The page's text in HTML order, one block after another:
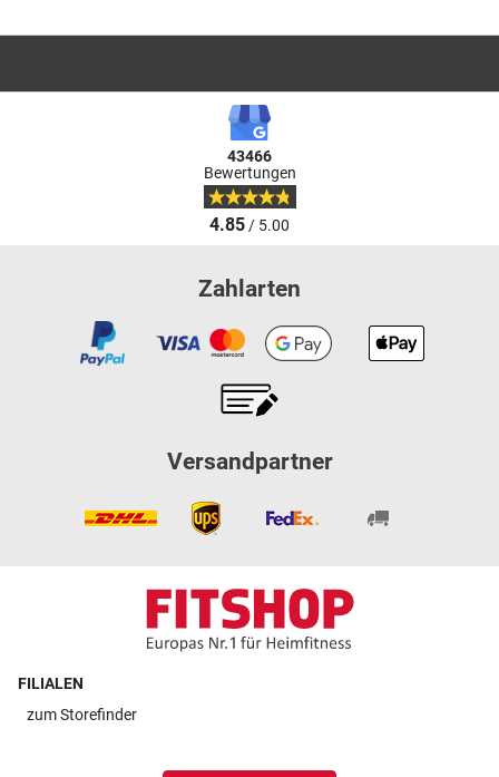
43466
Bewertungen
4.85/ 5.00
Zahlarten
Versandpartner
FILIALEN
zumStorefinder